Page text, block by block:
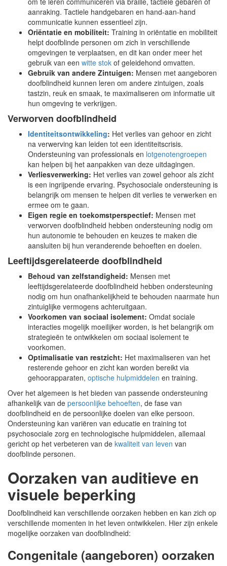
aanraking. Tactiele handgebaren en hand-aan-hand
communicatie kunnen essentieel zijn.
Oriëntatie en mobiliteit: Training in oriëntatie en mobiliteit
helpt doofblinde personen om zich in verschillende
omgevingen te verplaatsen, en dit kan onder meer het
gebruik van een witte stok of geleidehond omvatten.
Gebruik van andere Zintuigen: Mensen met aangeboren
doofblindheid kunnen leren om andere zintuigen, zoals
tastzin, reuk en smaak, te maximaliseren om informatie uit
hun omgeving te verkrijgen.
Verworven doofblindheid
Identiteitsontwikkeling: Het verlies van gehoor en zicht
na verwerving kan leiden tot een identiteitscrisis.
Ondersteuning van professionals en lotgenotengroepen
kan helpen bij het aanpakken van deze uitdagingen.
Verliesverwerking: Het verlies van zowel gehoor als zicht
is een ingrijpende ervaring. Psychosociale ondersteuning is
belangrijk om mensen te helpen dit verlies te verwerken en
ermee om te gaan.
Eigen regie en toekomstperspectief: Mensen met
verworven doofblindheid hebben ondersteuning nodig om
hun autonomie te behouden en keuzes te maken die
aansluiten bij hun veranderende behoeften en doelen.
Leeftijdsgerelateerde doofblindheid
Behoud van zelfstandigheid: Mensen met
leeftijdsgerelateerde doofblindheid hebben ondersteuning
nodig om hun onafhankelijkheid te behouden naarmate hun
zintuiglijke vermogens achteruitgaan.
Voorkomen van sociaal isolement: Omdat sociale
interacties mogelijk moeilijker worden, is het belangrijk om
strategieën te ontwikkelen om sociaal isolement te
voorkomen.
Optimalisatie van restzicht: Het maximaliseren van het
resterende gehoor en zicht kan worden bereikt via
gehoorapparaten, optische hulpmiddelen en training.
Over het algemeen is het bieden van passende ondersteuning
afhankelijk van de persoonlijke behoeften, de fase van
doofblindheid en de persoonlijke doelen van elke persoon.
Ondersteuning kan variëren van educatie en training tot
psychosociale zorg en technologische hulpmiddelen, allemaal
gericht op het verbeteren van de kwaliteit van leven van
doofblinde personen.
Oorzaken van auditieve en
visuele beperking
Doofblindheid kan verschillende oorzaken hebben en kan zich op
verschillende momenten in het leven ontwikkelen. Hier zijn enkele
mogelijke oorzaken van doofblindheid:
Congenitale (aangeboren) oorzaken